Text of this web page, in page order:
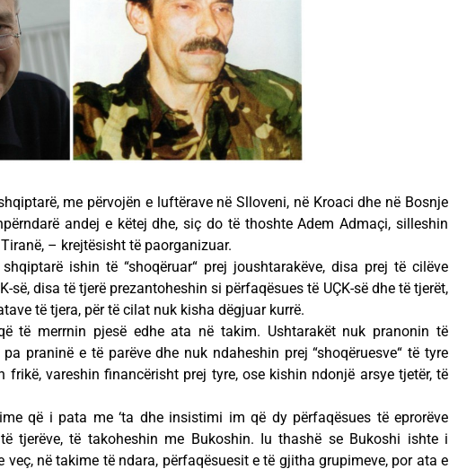
me përvojën e luftërave në Slloveni, në Kroaci dhe në Bosnje
andej e këtej dhe, siç do të thoshte Adem Admaçi, silleshin
– krejtësisht të paorganizuar.
ishin të “shoqëruar“ prej joushtarakëve, disa prej të cilëve
së, disa të tjerë prezantoheshin si përfaqësues të UÇK-së dhe të tjerët,
të tjera, për të cilat nuk kisha dëgjuar kurrë.
të merrnin pjesë edhe ata në takim. Ushtarakët nuk pranonin të
praninë e të parëve dhe nuk ndaheshin prej “shoqëruesve“ të tyre
frikë, vareshin financërisht prej tyre, ose kishin ndonjë arsye tjetër, të
që i pata me ‘ta dhe insistimi im që dy përfaqësues të eprorëve
tjerëve, të takoheshin me Bukoshin. Iu thashë se Bukoshi ishte i
veç, në takime të ndara, përfaqësuesit e të gjitha grupimeve, por ata e